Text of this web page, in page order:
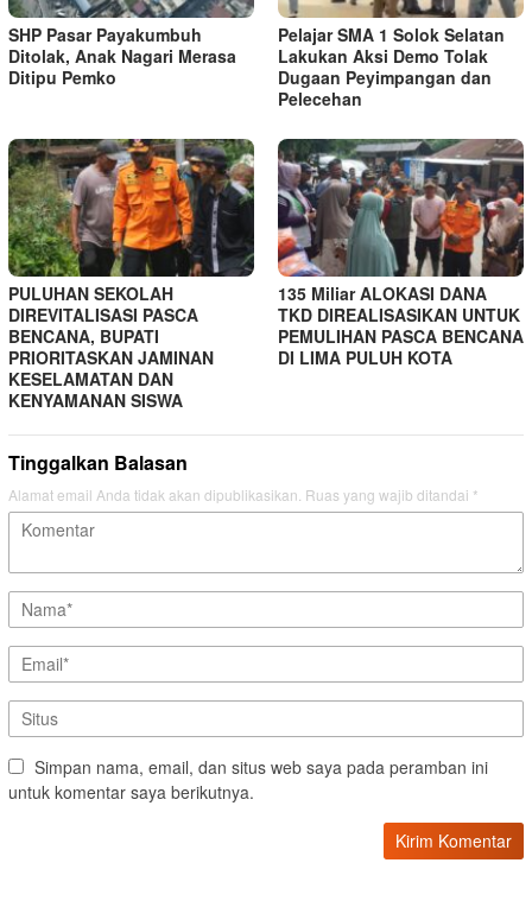
SHP Pasar Payakumbuh
Ditolak, Anak Nagari Merasa
Ditipu Pemko
Pelajar SMA 1 Solok Selatan
Lakukan Aksi Demo Tolak
Dugaan Peyimpangan dan
Pelecehan
PULUHAN SEKOLAH
DIREVITALISASI PASCA
BENCANA, BUPATI
PRIORITASKAN JAMINAN
KESELAMATAN DAN
KENYAMANAN SISWA
135 Miliar ALOKASI DANA
TKD DIREALISASIKAN UNTUK
PEMULIHAN PASCA BENCANA
DI LIMA PULUH KOTA
Tinggalkan Balasan
Alamat email Anda tidak akan dipublikasikan. Ruas yang wajib ditandai *
Simpan nama, email, dan situs web saya pada peramban ini
untuk komentar saya berikutnya.